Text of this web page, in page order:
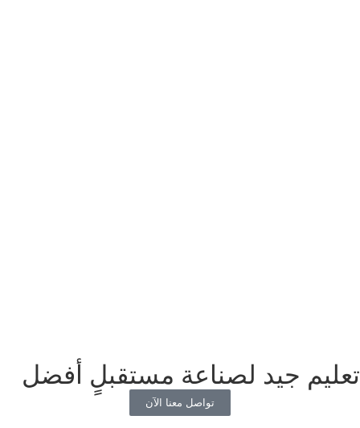
تعليم جيد لصناعة مستقبلٍ أفضل
تواصل معنا الآن